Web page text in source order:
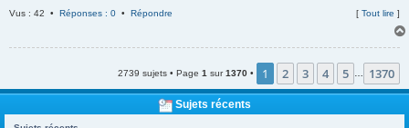
Vus : 42 • Réponses : 0 • Répondre [ Tout lire ]
2739 sujets • Page 1 sur1370 • 1 2 3 4 5 1370
Sujets récents